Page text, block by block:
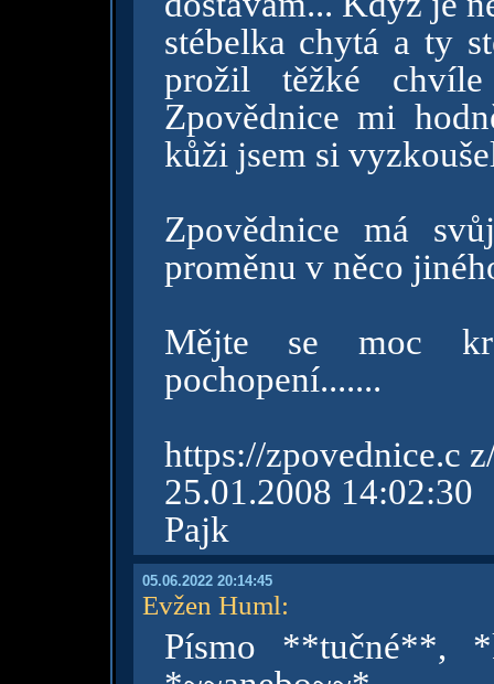
stébelka chytá a ty
prožil těžké
Zpovědnice mi
kůži jsem si
Zpovědnice má
proměnu v něco
Mějte se moc
pochopení.......
https://zpovednice.c
25.01.2008 14:02:30
Pajk
05.06.2022 20:14:45
Evžen Huml:
Písmo **tučné**,